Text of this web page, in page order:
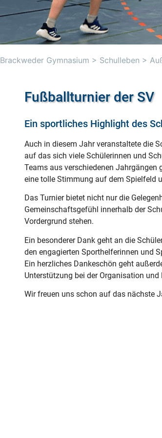
Brackweder Gymnasium > Schulleben >
Fußballturnier der SV
Ein sportliches Highlight des
Auch in diesem Jahr veranstaltete die
auf das sich viele Schülerinnen und
Teams aus verschiedenen Jahrgängen
eine tolle Stimmung auf dem Spielfeld
Das Turnier bietet nicht nur die
Gemeinschaftsgefühl innerhalb der
Vordergrund stehen.
Ein besonderer Dank geht an die
den engagierten Sporthelferinnen und
Ein herzliches Dankeschön geht
Unterstützung bei der Organisation
Wir freuen uns schon auf das nächste